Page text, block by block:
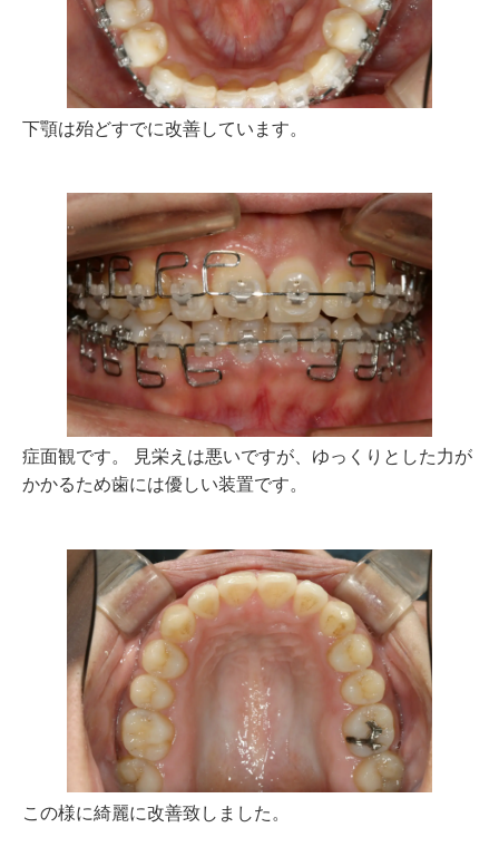
下顎は殆どすでに改善しています。
症面観です。 見栄えは悪いですが、ゆっくりとした力が
かかるため歯には優しい装置です。
この様に綺麗に改善致しました。